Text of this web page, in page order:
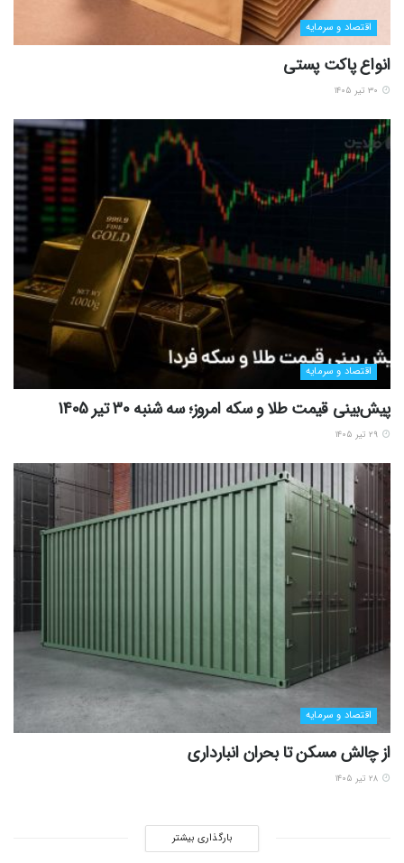
اقتصاد و سرمایه
انواع پاکت پستی
اقتصاد و سرمایه
پیش‌بینی قیمت طلا و سکه امروز؛ سه شنبه 30 تیر 1405
اقتصاد و سرمایه
از چالش مسکن تا بحران انبارداری
بارگذاری بیشتر